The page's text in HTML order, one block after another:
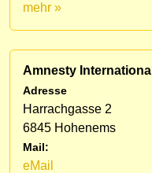
mehr »
Amnesty International
Adresse
Harrachgasse 2
6845 Hohenems
Mail:
eMail